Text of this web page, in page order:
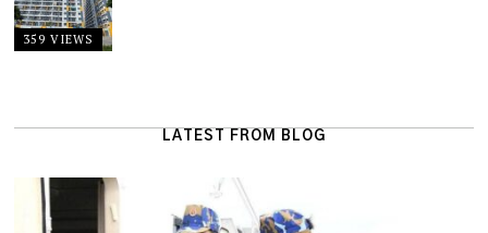
359 VIEWS
LATEST FROM BLOG